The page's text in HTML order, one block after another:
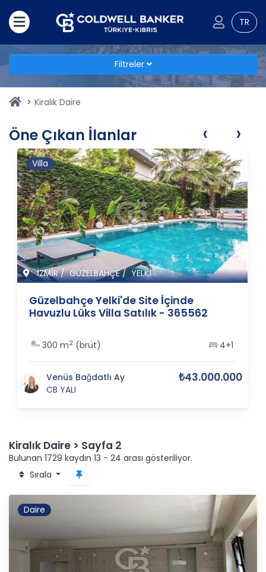
TR
Filtreler
Kiralık Daire
Öne Çıkan İlanlar
Villa
İZMİR/ GÜZELBAHÇE/YELKİ
Güzelbahçe Yelki'de Site İçinde
Havuzlu Lüks Villa Satılık - 365562
300 m2 (brüt) 4+1
Venüs Bağdatlı Ay
CB YALI
₺43.000.000
‹ ›
Kiralık Daire > Sayfa 2
Bulunan 1729 kaydın 13 - 24 arası gösteriliyor.
Sırala
Daire